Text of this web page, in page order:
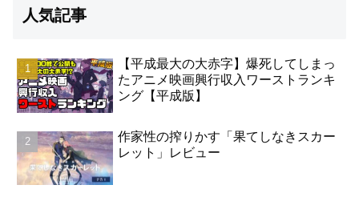
人気記事
【平成最大の大赤字】爆死してしまっ
たアニメ映画興行収入ワーストランキ
ング【平成版】
作家性の搾りかす「果てしなきスカー
レット」レビュー